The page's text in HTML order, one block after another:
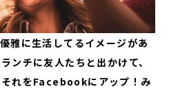
雅に生活してるイメージがあ
ンチに友人たちと出かけて、
れをFacebookにアップ！み